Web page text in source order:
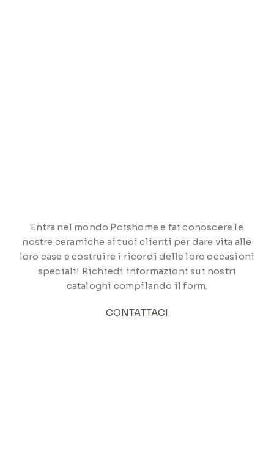
Entra nel mondo Poishome e fai conoscere le
nostre ceramiche ai tuoi clienti per dare vita alle
loro case e costruire i ricordi delle loro occasioni
speciali! Richiedi informazioni sui nostri
cataloghi compilando il form.
CONTATTACI